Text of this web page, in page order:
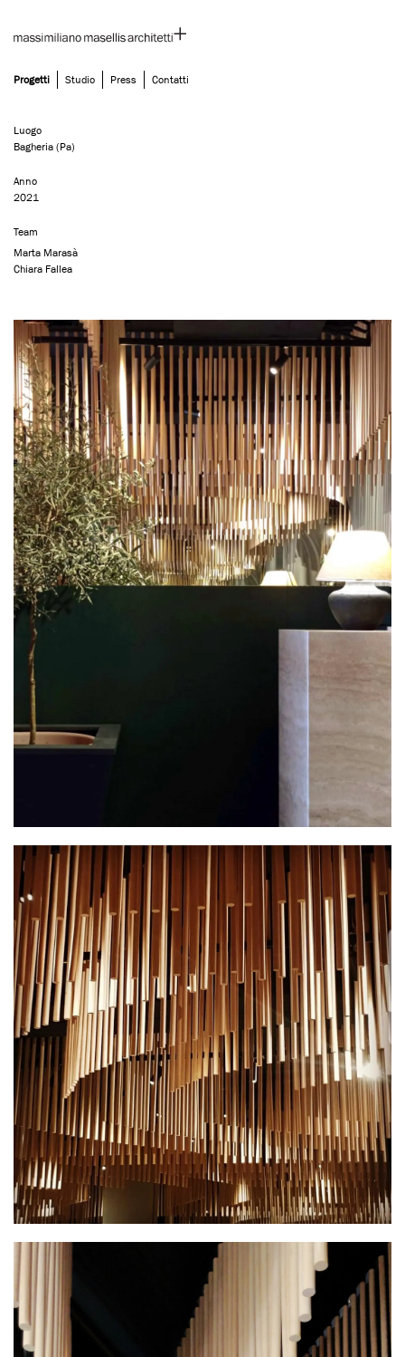
content
Progetti Studio Press
Contatti
Luogo
Bagheria (Pa)
Anno
2021
Team
Marta Marasà
Chiara Fallea